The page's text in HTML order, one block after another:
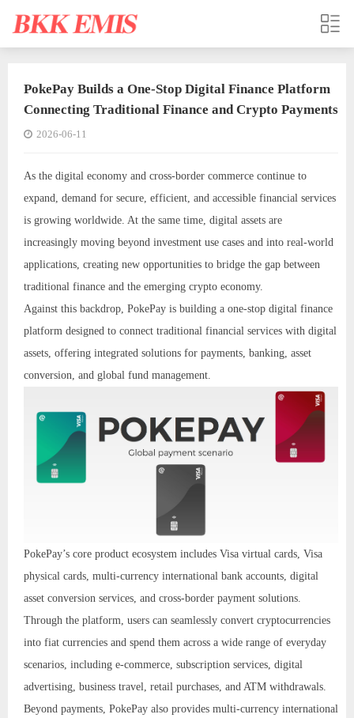
PokePay Builds a One-Stop Digital Finance Platform
Connecting Traditional Finance and Crypto Payments
2026-06-11
As the digital economy and cross-border commerce continue to
expand, demand for secure, efficient, and accessible financial services
is growing worldwide. At the same time, digital assets are
increasingly moving beyond investment use cases and into real-world
applications, creating new opportunities to bridge the gap between
traditional finance and the emerging crypto economy.
Against this backdrop, PokePay is building a one-stop digital finance
platform designed to connect traditional financial services with digital
assets, offering integrated solutions for payments, banking, asset
conversion, and global fund management.
PokePay’s core product ecosystem includes Visa virtual cards, Visa
physical cards, multi-currency international bank accounts, digital
asset conversion services, and cross-border payment solutions.
Through the platform, users can seamlessly convert cryptocurrencies
into fiat currencies and spend them across a wide range of everyday
scenarios, including e-commerce, subscription services, digital
advertising, business travel, retail purchases, and ATM withdrawals.
Beyond payments, PokePay also provides multi-currency international